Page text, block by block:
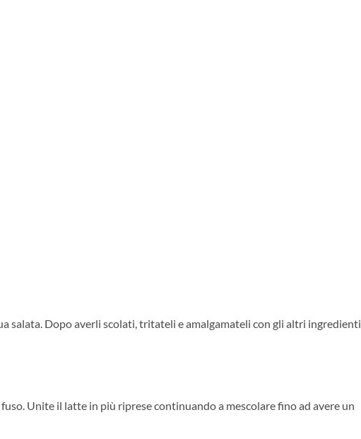
salata. Dopo averli scolati, tritateli e amalgamateli con gli altri ingredienti
Unite il latte in più riprese continuando a mescolare fino ad avere un